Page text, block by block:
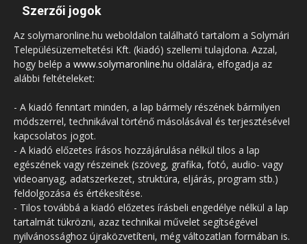
Szerzői jogok
Az solymaronline.hu weboldalon található tartalom a Solymári
Településüzemeltetési Kft. (kiadó) szellemi tulajdona. Azzal,
hogy belép a www.solymaronline.hu oldalára, elfogadja az
alábbi feltételeket:
- A kiadó fenntart minden, a lap bármely részének bármilyen
módszerrel, technikával történő másolásával és terjesztésével
kapcsolatos jogot.
- A kiadó előzetes írásos hozzájárulása nélkül tilos a lap
egészének vagy részeinek (szöveg, grafika, fotó, audio- vagy
videoanyag, adatszerkezet, struktúra, eljárás, program stb.)
feldolgozása és értékesítése.
- Tilos továbbá a kiadó előzetes írásbeli engedélye nélkül a lap
tartalmát tükrözni, azaz technikai művelet segítségével
nyilvánossághoz újraközvetíteni, még változatlan formában is.